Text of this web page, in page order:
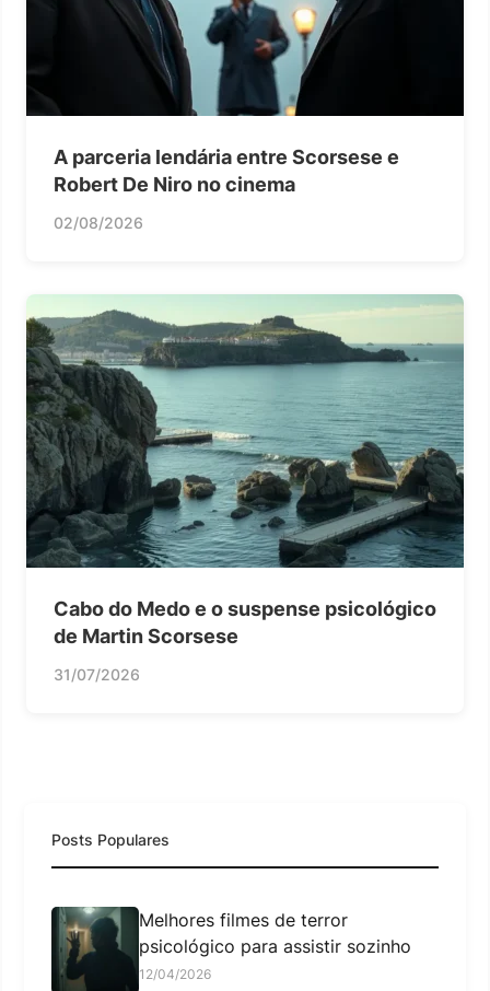
A parceria lendária entre Scorsese e
Robert De Niro no cinema
02/08/2026
Cabo do Medo e o suspense psicológico
de Martin Scorsese
31/07/2026
Posts Populares
Melhores filmes de terror
psicológico para assistir sozinho
12/04/2026